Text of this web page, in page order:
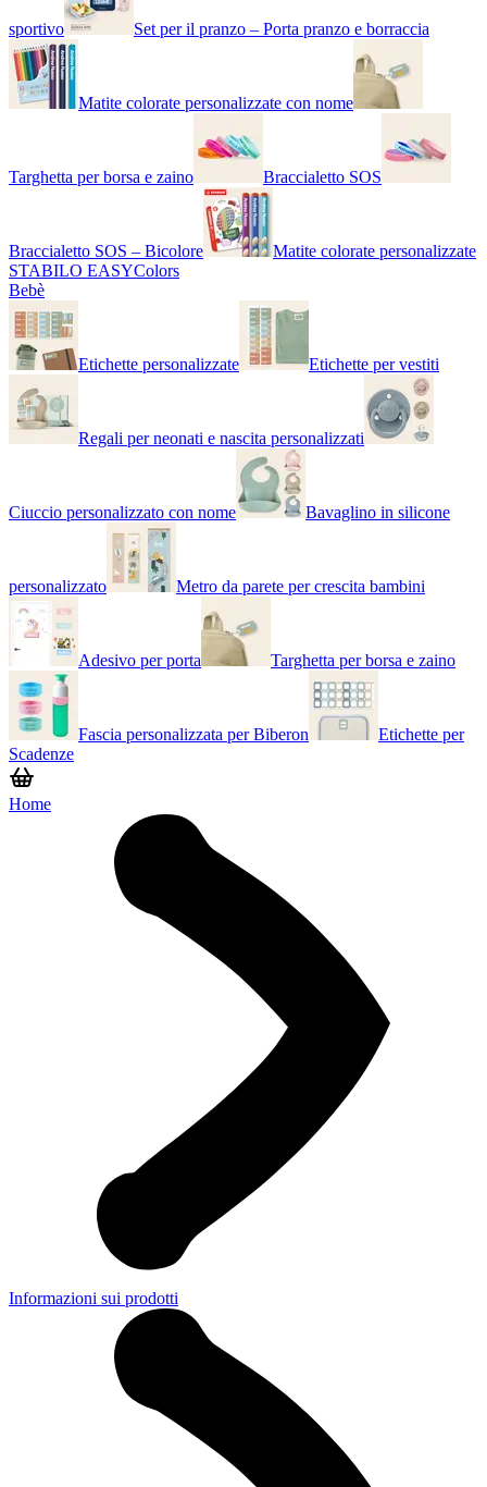
sportivo Set per il pranzo – Porta pranzo e borraccia
Matite colorate personalizzate con nome
Targhetta per borsa e zaino Braccialetto SOS
Braccialetto SOS – Bicolore
Matite colorate personalizzate
STABILO EASYColors
Bebè
Etichette personalizzate Etichette per vestiti
Regali per neonati e nascita personalizzati
Ciuccio personalizzato con nome Bavaglino in silicone
personalizzato Metro da parete per crescita bambini
Adesivo per porta Targhetta per borsa e zaino
Fascia personalizzata per Biberon
Etichette per
Scadenze
Home
Informazioni sui prodotti